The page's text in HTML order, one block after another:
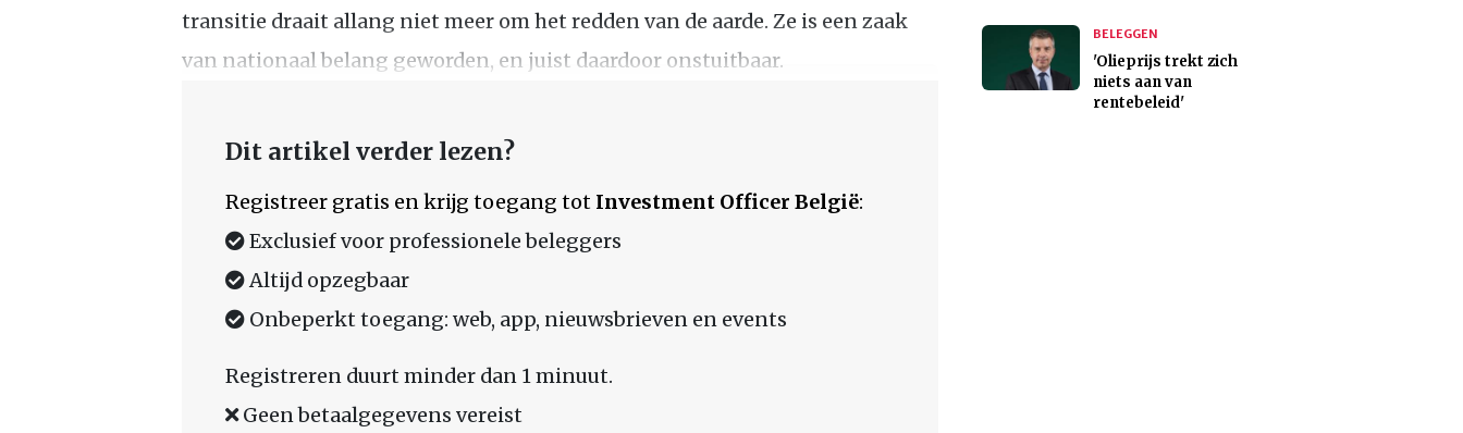
transitie draait allang niet meer om het redden van de aarde. Ze is een zaak
van nationaal belang geworden, en juist daardoor onstuitbaar.
Dit artikel verder lezen?
Registreer gratis en krijg toegang tot Investment Officer België:
Exclusief voor professionele beleggers
Altijd opzegbaar
Onbeperkt toegang: web, app, nieuwsbrieven en events
Registreren duurt minder dan 1 minuut.
Geen betaalgegevens vereist
BELEGGEN
'Olieprijs trekt zich
niets aan van
rentebeleid'